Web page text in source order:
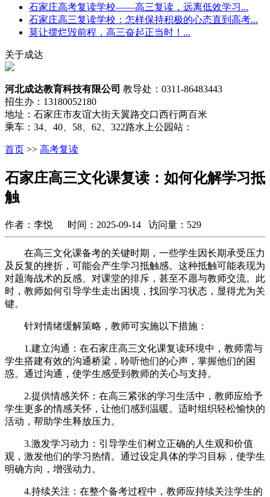
石家庄高考复读学校——高三复读，远离低效学习...
石家庄高三复读学校：怎样保持积极的心态直到高考...
莫让摆烂毁前程，高三奋起正当时！...
关于成达
河北成达教育科技有限公司 教导处：0311-86483443
招生办：13180052180
地址：石家庄市友谊大街天翼路交口西行两百米
乘车：34、40、58、62、322路水上公园站：
首页 >> 高考复读
石家庄高三文化课复读：如何化解学习抵
触
作者：李悦 时间：2025-09-14 访问量：529
在高三文化课备考的关键时期，一些学生因长期承受压力
及反复的挫折，可能会产生学习抵触感。这种抵触可能表现为
对题海战术的反感、对课堂的排斥，甚至不愿与教师交流。此
时，教师如何引导学生走出困境，找回学习状态，显得尤为关
键。
针对情绪缓解策略，教师可实施以下措施：
1.建立沟通：在石家庄高三文化课复读环境中，教师需与
学生搭建有效的沟通桥梁，聆听他们的心声，掌握他们的困
惑。通过沟通，使学生感受到教师的关心与支持。
2.提供情感关怀：在高三紧张的学习生活中，教师应给予
学生更多的情感关怀，让他们感到温暖。适时组织轻松愉快的
活动，帮助学生释放压力。
3.激发学习动力：引导学生们树立正确的人生观和价值
观，激发他们的学习热情。通过设定具体的学习目标，使学生
明确方向，增强动力。
4.持续关注：在整个备考过程中，教师应持续关注学生的